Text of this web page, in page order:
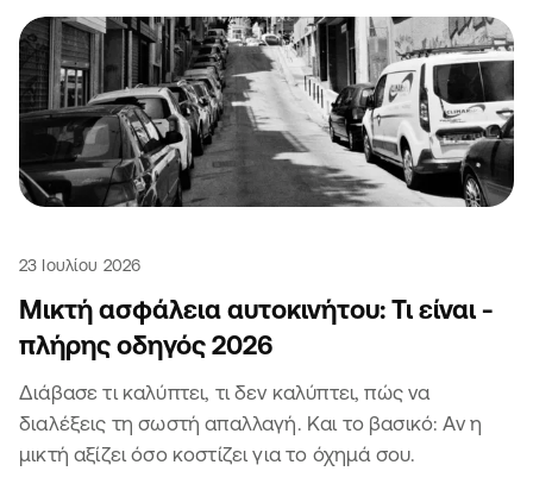
23 Ιουλίου 2026
Μικτή ασφάλεια αυτοκινήτου: Τι είναι -
πλήρης οδηγός 2026
Διάβασε τι καλύπτει, τι δεν καλύπτει, πώς να
διαλέξεις τη σωστή απαλλαγή. Και το βασικό: Αν η
μικτή αξίζει όσο κοστίζει για το όχημά σου.